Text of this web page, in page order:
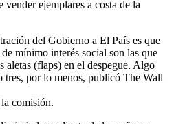
ejemplares a costa de la
del Gobierno a El País es que
mínimo interés social son las que
aletas (flaps) en el despegue. Algo
tres, por lo menos, publicó The Wall
comisión.